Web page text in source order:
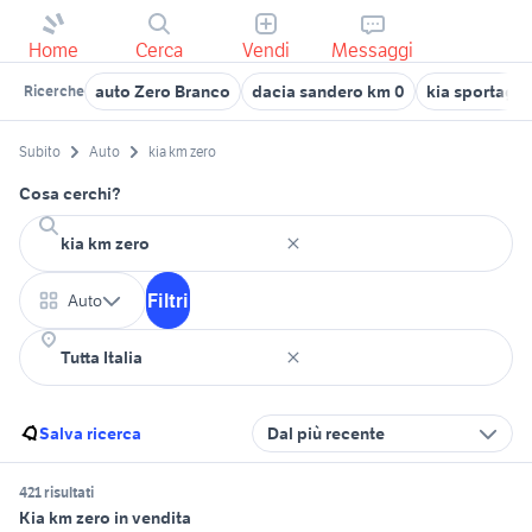
Home Cerca Vendi Messaggi
Ricerche auto Zero Branco dacia sandero km 0 kia sportage
Subito Auto kia km zero
Cosa cerchi?
Auto Filtri
Salva ricerca Dal più recente
421 risultati
Kia km zero in vendita